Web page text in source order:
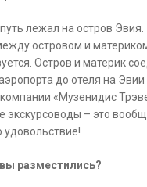
лежал на остров
островом и
Остров и материк
до отеля на
компании «Музенидис
экскурсоводы – это
удовольствие!
разместились?